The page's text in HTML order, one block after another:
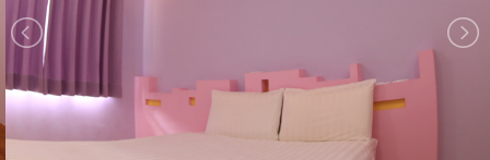
房
直
接